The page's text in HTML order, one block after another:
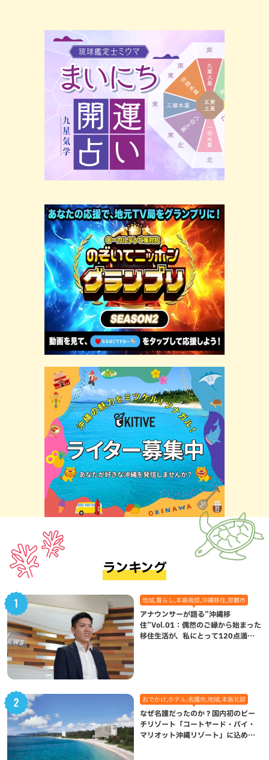
ランキング
地域,暮らし,本島南部,沖縄移住,那覇市
アナウンサーが語る”沖縄移
住”Vol.01：偶然のご縁から始まった
移住生活が、私にとって120点満点
おでかけ,ホテル,名護市,地域,本島北部
なぜ名護だったのか？国内初のビー
チリゾート「コートヤード・バイ・
マリオット沖縄リゾート」に込めら